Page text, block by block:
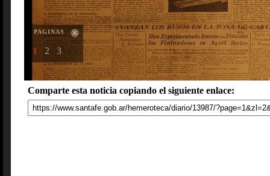
PAGINAS
1 2 3
Comparte esta noticia copiando el siguiente enlace: